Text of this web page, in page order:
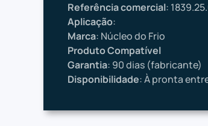
Referência comercial:
Aplicação:
Marca: Núcleo do Frio
Produto Compatível
Garantia: 90 dias (fabricante)
Disponibilidade: À pronta